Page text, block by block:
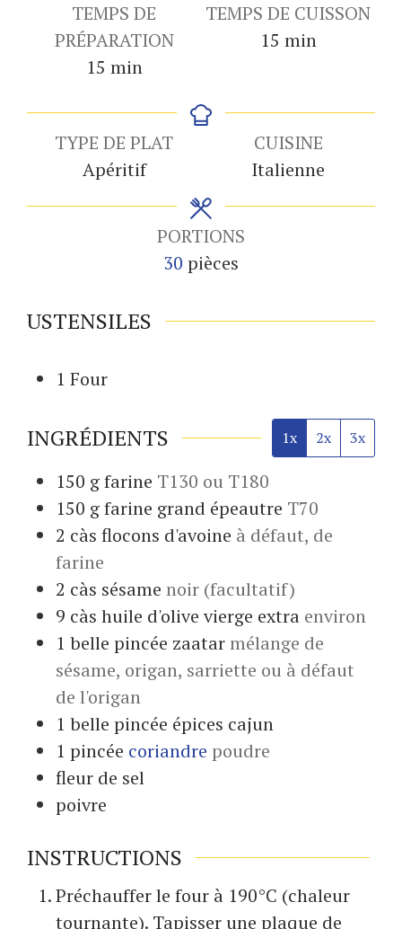
TEMPS DE
PRÉPARATION
15 minutes
min
TEMPS DE CUISSON
15 minutes
min
TYPE DE PLAT
Apéritif
CUISINE
Italienne
PORTIONS
30 pièces
USTENSILES
1 Four
INGRÉDIENTS 1x 2x 3x
150 gfarine T130 ou T180
150 gfarine grand épeautre T70
2 càs flocons d'avoine à défaut, de
farine
2 càs sésame noir (facultatif)
9 càs huile d'olive vierge extra environ
1 belle pincée zaatarmélange de
sésame, origan, sarriette ou à défaut
de l'origan
1 belle pincée épices cajun
1 pincée coriandre poudre
fleur de sel
poivre
INSTRUCTIONS
Préchauffer le four à 190°C (chaleur
tournante). Tapisser une plaque de